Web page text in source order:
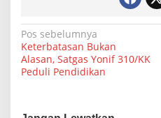
N
a
v
Pos sebelumnya
Keterbatasan Bukan
Alasan, Satgas Yonif 310/KK
Peduli Pendidikan